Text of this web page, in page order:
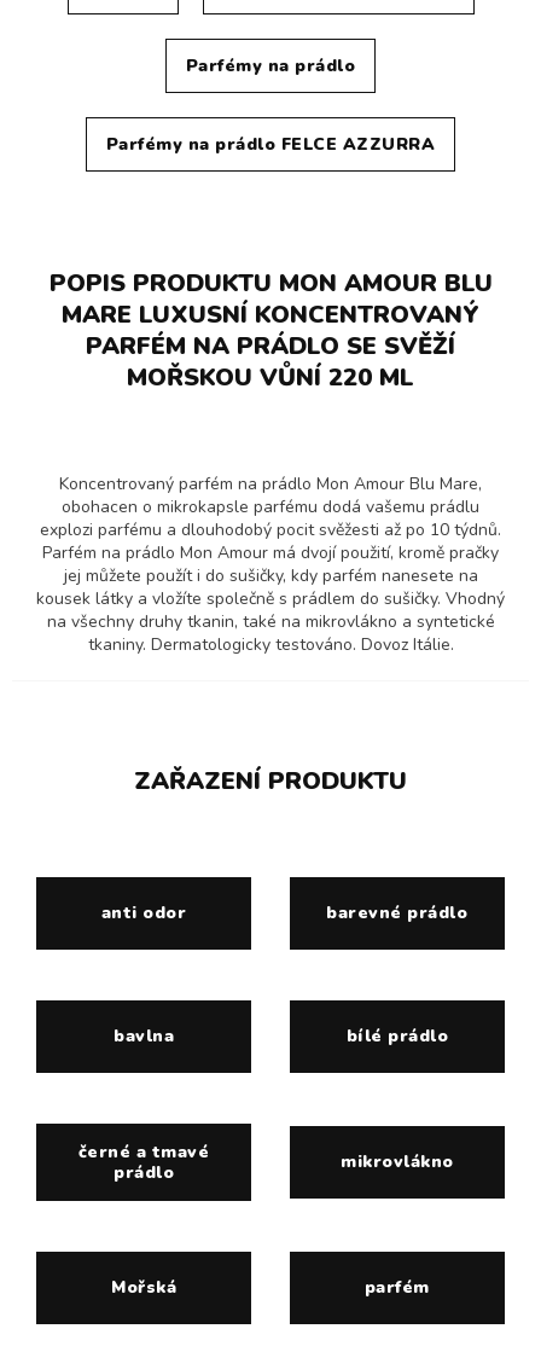
Parfémy na prádlo
Parfémy na prádlo FELCE AZZURRA
POPIS PRODUKTU MON AMOUR BLU
MARE LUXUSNÍ KONCENTROVANÝ
PARFÉM NA PRÁDLO SE SVĚŽÍ
MOŘSKOU VŮNÍ 220 ML
Koncentrovaný parfém na prádlo Mon Amour Blu Mare,
obohacen o mikrokapsle parfému dodá vašemu prádlu
explozi parfému a dlouhodobý pocit svěžesti až po 10 týdnů.
Parfém na prádlo Mon Amour má dvojí použití, kromě pračky
jej můžete použít i do sušičky, kdy parfém nanesete na
kousek látky a vložíte společně s prádlem do sušičky. Vhodný
na všechny druhy tkanin, také na mikrovlákno a syntetické
tkaniny. Dermatologicky testováno. Dovoz Itálie.
ZAŘAZENÍ PRODUKTU
anti odor barevné prádlo
bavlna bílé prádlo
černé a tmavé
prádlo
mikrovlákno
Mořská parfém